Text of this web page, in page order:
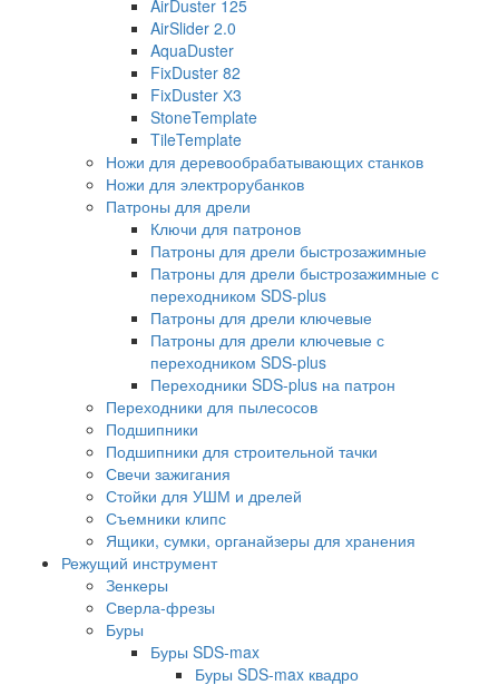
AirDuster 125
AirSlider 2.0
AquaDuster
FixDuster 82
FixDuster Х3
StoneTemplate
TileTemplate
Ножи для деревообрабатывающих станков
Ножи для электрорубанков
Патроны для дрели
Ключи для патронов
Патроны для дрели быстрозажимные
Патроны для дрели быстрозажимные с
переходником SDS-plus
Патроны для дрели ключевые
Патроны для дрели ключевые с
переходником SDS-plus
Переходники SDS-plus на патрон
Переходники для пылесосов
Подшипники
Подшипники для строительной тачки
Свечи зажигания
Стойки для УШМ и дрелей
Съемники клипс
Ящики, сумки, органайзеры для хранения
Режущий инструмент
Зенкеры
Сверла-фрезы
Буры
Буры SDS-max
Буры SDS-max квадро